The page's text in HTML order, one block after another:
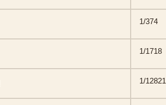
1/374
1/1718
1/12821